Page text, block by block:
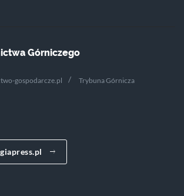
Górniczego
gospodarcze.pl Trybuna Górnicza